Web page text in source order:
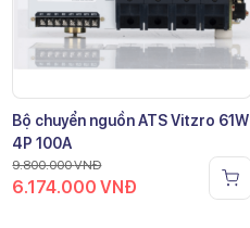
Bộ chuyển nguồn ATS Vitzro 61W
4P 100A
9.800.000VNĐ
6.174.000VNĐ